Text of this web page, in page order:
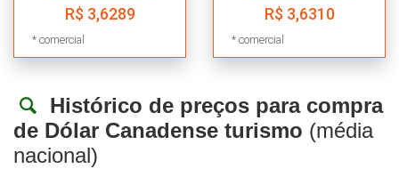
R$ 3,6289
* comercial
R$ 3,6310
* comercial
Histórico de preços para compra
de Dólar Canadense turismo (média
nacional)